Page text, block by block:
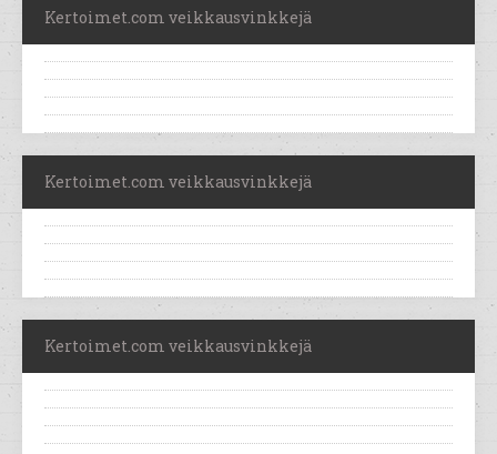
Kertoimet.com veikkausvinkkejä
Kertoimet.com veikkausvinkkejä
Kertoimet.com veikkausvinkkejä